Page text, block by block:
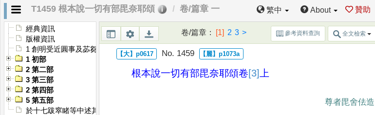
T1459 根本說一切有部毘奈耶頌 卷/篇章 一 繁中 About 贊助
經典資訊
版權資訊
1 創明受近圓事及苾芻等要行軌式(上)
1 初部
2 第二部
3 第三部
2 第四部
5 第五部
於十七跋窣睹等中述其要事(下)
卷/篇章： [1] 2 3 > 參考資料查詢 全文檢索
No. 1459
根本說一切有部毘奈耶頌卷[3] 上
尊者毘舍佉造